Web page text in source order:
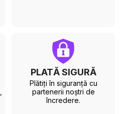
PLATĂ SIGURĂ
Plătiți în siguranță cu
partenerii noștri de
încredere.